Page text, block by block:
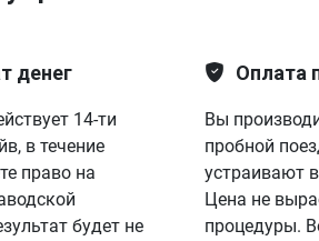
денег
14-ти
в течение
право на
будет не
Оплата
Вы
пробной
устраивают
Цена не
процедуры.